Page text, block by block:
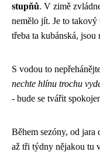
stupňů. V zimě
nemělo jít. Je to
třeba ta kubánská,
S vodou to
nechte hlínu trochu
- bude se tvářit
Během sezóny, od
až tři týdny nějakou tu